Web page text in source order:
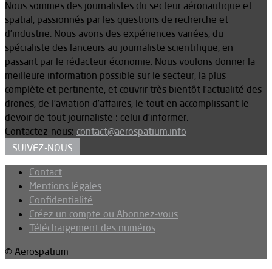
Nous sommes des journalistes du secteur aéronautique et
spatial, passionnés par les questions de recherche et
d’industrie. Nous avons des expériences variées, du
spécialiste des lanceurs au journaliste scientifique, en
passant par le rédacteur économie. Nous voulons donner la
meilleure information possible sur le secteur, la plus
complète et pertinente, et couvrir très bientôt l’actualité des
drones, de l’aviation d’affaires, le tout en accomplissant le
devoir de tout journaliste : celui d’informer.
Contactez-nous: contact@aerospatium.info
SUIVEZ-NOUS
Contact
Mentions légales
Confidentialité
Créez un compte ou Abonnez-vous
Téléchargement des numéros
© Aerospatium